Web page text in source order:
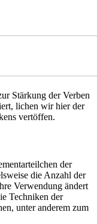
Stärkung der Verben
lichen wir hier der
vertöffen.
der
die Anzahl der
Verwendung ändert
Techniken der
unter anderem zum